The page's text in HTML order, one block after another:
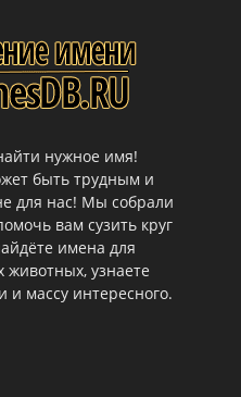
нужное имя!
быть трудным и
для нас! Мы собрали
вам сузить круг
имена для
узнаете
массу интересного.